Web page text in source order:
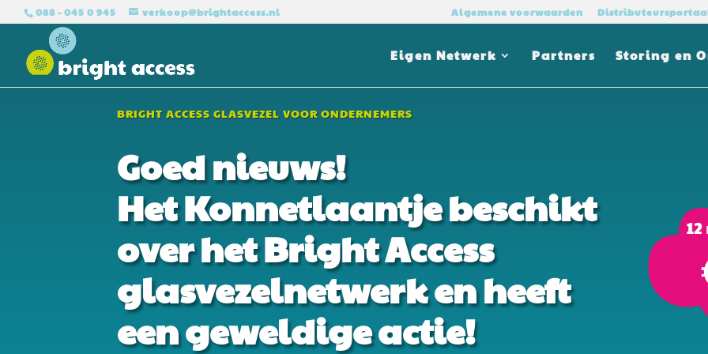
088 - 045 0 945 verkoop@brightaccess.nl Algemene voorwaarden
Eigen Netwerk Partners Storing en
BRIGHT ACCESS GLASVEZEL VOOR ONDERNEMERS
Goed nieuws!
Het Konnetlaantje beschikt
over het Bright Access
glasvezelnetwerk en heeft
een geweldige actie!